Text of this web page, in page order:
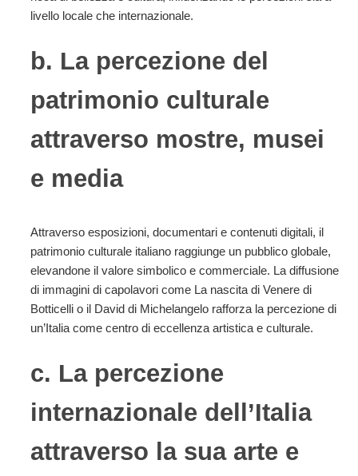
livello locale che internazionale.
b. La percezione del
patrimonio culturale
attraverso mostre, musei
e media
Attraverso esposizioni, documentari e contenuti digitali, il
patrimonio culturale italiano raggiunge un pubblico globale,
elevandone il valore simbolico e commerciale. La diffusione
di immagini di capolavori come La nascita di Venere di
Botticelli o il David di Michelangelo rafforza la percezione di
un’Italia come centro di eccellenza artistica e culturale.
c. La percezione
internazionale dell’Italia
attraverso la sua arte e